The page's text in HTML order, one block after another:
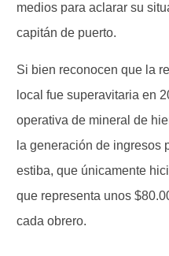
medios para aclarar su
capitán de puerto.
Si bien reconocen que la
local fue superavitaria en
operativa de mineral de
la generación de ingresos
estiba, que únicamente
que representa unos
cada obrero.